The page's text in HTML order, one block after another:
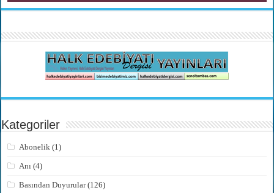
Kategoriler
Abonelik (1)
Anı (4)
Basından Duyurular(126)